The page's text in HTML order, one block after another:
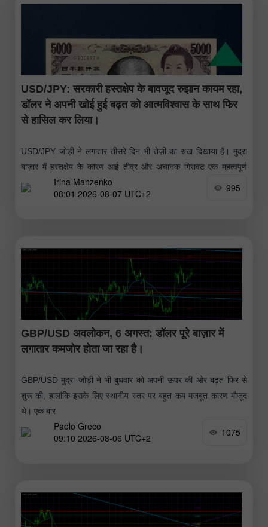
USD/JPY: सरकारी हस्तक्षेप के बावजूद रुझान कायम रहा,
डॉलर ने अपनी खोई हुई बढ़त को आत्मविश्वास के साथ फिर
से हासिल कर लिया।
USD/JPY जोड़ी ने लगातार तीसरे दिन भी तेज़ी का रुख दिखाया है। मुद्रा
बाज़ार में हस्तक्षेप के कारण आई तीव्र और अचानक गिरावट एक महत्वपूर्ण
लेकिन अल्पकालिक सुधार साबित हुई
Irina Manzenko
08:01 2026-08-07 UTC+2
995
GBP/USD अवलोकन, 6 अगस्त: डॉलर पूरे बाज़ार में
लगातार कमजोर होता जा रहा है।
GBP/USD मुद्रा जोड़ी ने भी बुधवार को अपनी ऊपर की ओर बढ़त फिर से
शुरू की, हालांकि इसके लिए स्थानीय स्तर पर बहुत कम मजबूत कारण मौजूद
थे। एक बार
Paolo Greco
09:10 2026-08-06 UTC+2
1075